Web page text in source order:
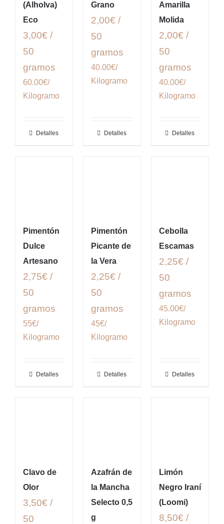
(Alholva)
Eco
3,00€ /
50
gramos
60.00€/
Kilogramo
Detalles
Grano
2,00€ /
50
gramos
40.00€/
Kilogramo
Detalles
Amarilla
Molida
2,00€ /
50
gramos
40.00€/
Kilogramo
Detalles
Pimentón
Dulce
Artesano
2,75€ /
50
gramos
55€/
Kilogramo
Detalles
Pimentón
Picante de
la Vera
2,25€ /
50
gramos
45€/
Kilogramo
Detalles
Cebolla
Escamas
2,25€ /
50
gramos
45.00€/
Kilogramo
Detalles
Clavo de
Olor
3,50€ /
50
Azafrán de
la Mancha
Selecto 0,5
g
Limón
Negro Iraní
(Loomi)
8,50€ /